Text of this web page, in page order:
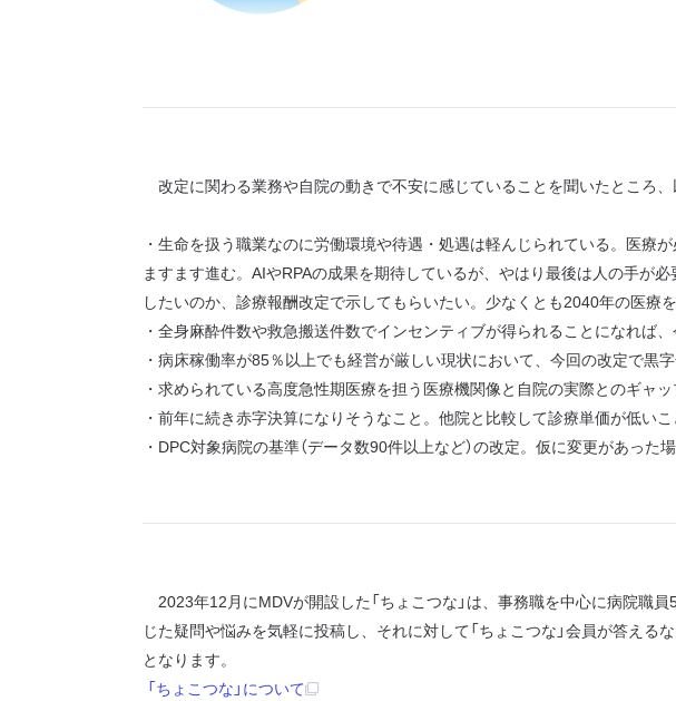
改定に関わる業務や自院の動きで不安に感じていることを聞いたところ、
・生命を扱う職業なのに労働環境や待遇・処遇は軽んじられている。医
ますます進む。AIやRPAの成果を期待しているが、やはり最後は人の手が
したいのか、診療報酬改定で示してもらいたい。少なくとも2040年の医療
・全身麻酔件数や救急搬送件数でインセンティブが得られることになれば
・病床稼働率が85％以上でも経営が厳しい現状において、今回の改定で
・求められている高度急性期医療を担う医療機関像と自院の実際とのギャ
・前年に続き赤字決算になりそうなこと。他院と比較して診療単価が低
・DPC対象病院の基準（データ数90件以上など）の改定。仮に変更があっ
2023年12月にMDVが開設した「ちょこつな」は、事務職を中心に病院職
じた疑問や悩みを気軽に投稿し、それに対して「ちょこつな」会員が答え
となります。
「ちょこつな」について